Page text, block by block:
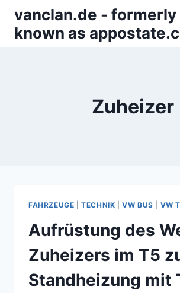
Inhalt
springen
vanclan.de - formerly
known as
Zuheizer
FAHRZEUGE |TECHNIK |VW BUS VW
Aufrüstung des
Zuheizers im T5
Standheizung mit